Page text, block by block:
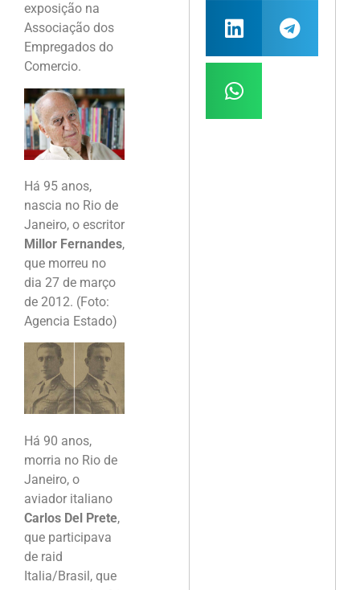
exposição na
Associação dos
Empregados do
Comercio.
Há 95 anos,
nascia no Rio de
Janeiro, o escritor
Millor Fernandes,
que morreu no
dia 27 de março
de 2012. (Foto:
Agencia Estado)
Há 90 anos,
morria no Rio de
Janeiro, o
aviador italiano
Carlos Del Prete,
que participava
de raid
Italia/Brasil, que